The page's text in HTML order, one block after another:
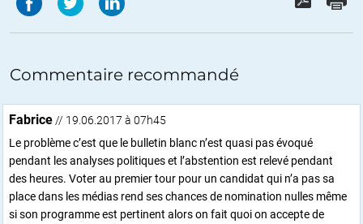
Commentaire recommandé
Fabrice // 19.06.2017 à 07h45
Le problème c’est que le bulletin blanc n’est quasi pas évoqué
pendant les analyses politiques et l’abstention est relevé pendant
des heures. Voter au premier tour pour un candidat qui n’a pas sa
place dans les médias rend ses chances de nomination nulles même
si son programme est pertinent alors on fait quoi on accepte de